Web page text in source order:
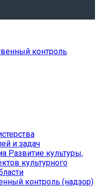
контроль
и задач
Развитие культуры,
культурного
контроль (надзор)